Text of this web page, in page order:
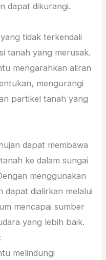
dapat dikurangi.
tidak terkendali
tanah yang merusak.
mengarahkan aliran
mengurangi
partikel tanah yang
dapat membawa
ke dalam sungai
menggunakan
dialirkan melalui
mencapai sumber
yang lebih baik.
:
melindungi